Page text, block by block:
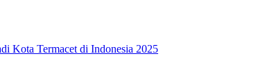
Tertinggi dari 8 Layanan KA Argo pada Semester I 2026